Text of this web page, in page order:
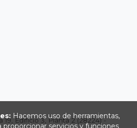
Edificio 3, Planta 2 (28224) -
Hacemos uso de herramientas,
proporcionar servicios y funciones